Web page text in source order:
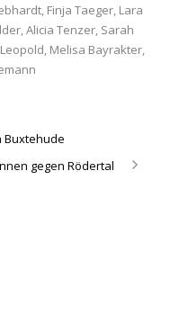
Finja Taeger, Lara
Alicia Tenzer, Sarah
Melisa Bayrakter,
Buxtehude
gegen Rödertal